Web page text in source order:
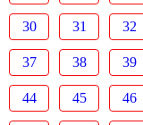
30 31 32
37 38 39
44 45 46